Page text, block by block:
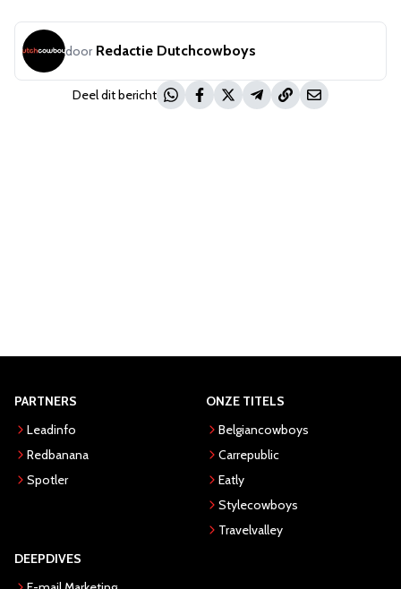
door Redactie Dutchcowboys
Deel dit bericht
PARTNERS
Leadinfo
Redbanana
Spotler
ONZE TITELS
Belgiancowboys
Carrepublic
Eatly
Stylecowboys
Travelvalley
DEEPDIVES